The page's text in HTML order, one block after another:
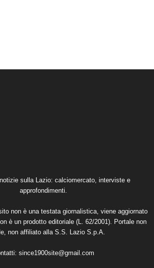
sulla Lazio: calciomercato, interviste e
approfondimenti.
non è una testata giornalistica, viene aggiornato
è un prodotto editoriale (L. 62/2001). Portale non
non affiliato alla S.S. Lazio S.p.A.
since1900site@gmail.com